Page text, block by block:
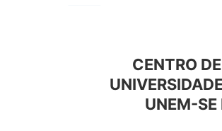
CENTRO
UNEM-SE